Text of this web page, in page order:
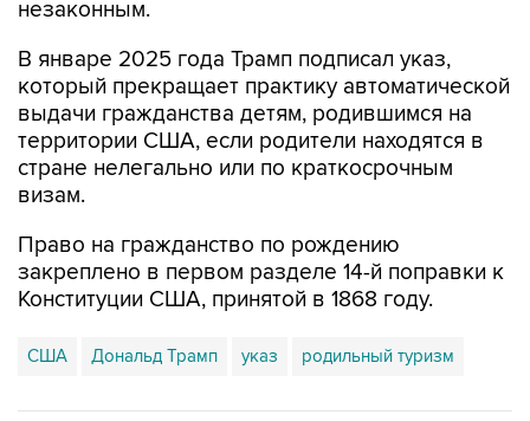
незаконным.
В январе 2025 года Трамп подписал указ,
который прекращает практику автоматической
выдачи гражданства детям, родившимся на
территории США, если родители находятся в
стране нелегально или по краткосрочным
визам.
Право на гражданство по рождению
закреплено в первом разделе 14-й поправки к
Конституции США, принятой в 1868 году.
США Дональд Трамп указ родильный туризм